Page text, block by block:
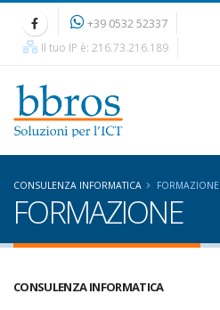
+39 0532 52337
Il tuo IP è: 216.73.216.189
FORMAZIONE
CONSULENZA INFORMATICA FORMAZIONE
CONSULENZA INFORMATICA